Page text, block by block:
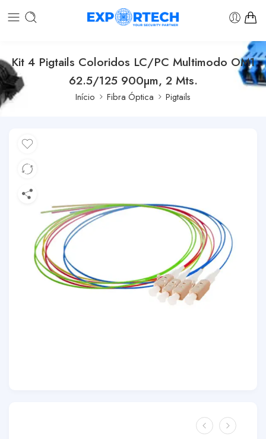
Kit 4 Pigtails Coloridos LC/PC Multimodo OM1
62.5/125 900µm, 2 Mts.
Início Fibra Óptica Pigtails